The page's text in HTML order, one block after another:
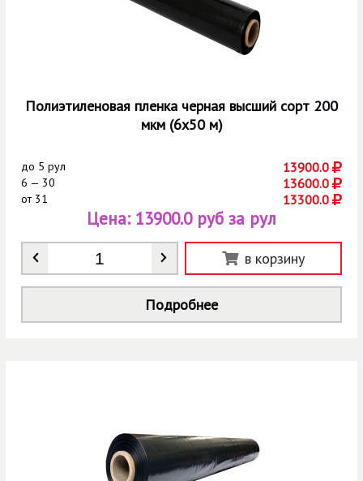
Полиэтиленовая пленка черная высший сорт 200
мкм (6х50 м)
до 5 рул 13900.0
6 — 30 13600.0
от31 13300.0
Количество
Цена: 13900.0 руб за рул
в корзину
Подробнее